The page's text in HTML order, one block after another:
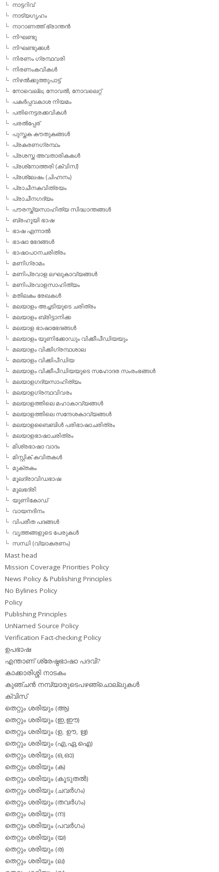
നാട്ടറിവ്
നാട്യഗൃഹം
നാറാണത്ത് ഭ്രാന്തന്‍
നിഘണ്ടു
നിഘണ്ടുക്കള്‍
നിരണം ഗ്രന്ഥവരി
നിരണംകവികള്‍
നിഴല്‍ക്കുത്തുപാട്ട്
നോവെല്ല, നോവല്‍, നോവലെറ്റ്
പകര്‍പ്പവകാശ നിയമം
പതിനെട്ടരക്കവികള്‍
പരല്‍പ്പേര്
പുസ്തക കൗതുകങ്ങള്‍
പ്രകരണഗ്രന്ഥം
പ്രശസ്ത അവതാരികകള്‍
പ്രശ്‌നോത്തരി (ക്വിസ്)
പ്രശ്ലേഷം (ചിഹ്നനം)
പ്രാചീനകവിത്രയം
പ്രാചീനഗദ്യം
പൗരസ്ത്യസാഹിത്യ സിദ്ധാന്തങ്ങള്‍
ബ്രഹൂയി ഭാഷ
ഭാഷ എന്നാല്‍
ഭാഷാ ഭേദങ്ങള്‍
ഭാഷാപഠനചരിത്രം
മണിഗ്രാമം
മണിപ്രവാള ലഘുകാവ്യങ്ങള്‍
മണിപ്രവാളസാഹിത്യം
മതിലകം രേഖകള്‍
മലയാളം അച്ചടിയുടെ ചരിത്രം
മലയാളം ബ്രിട്ടാനിക്ക
മലയാള ഭാഷാഭേദങ്ങള്‍
മലയാളം യൂണിക്കോഡും വിക്കീപീഡിയയും
മലയാളം വിക്കിഗ്രന്ഥശാല
മലയാളം വിക്കിപീഡിയ
മലയാളം വിക്കീപീഡിയയുടെ സഹോദര സംരംഭങ്ങള്‍
മലയാളഗദ്യസാഹിത്യം
മലയാളഗ്രന്ഥവിവരം
മലയാളത്തിലെ മഹാകാവ്യങ്ങള്‍
മലയാളത്തിലെ സന്ദേശകാവ്യങ്ങള്‍
മലയാളബൈബിള്‍ പരിഭാഷാചരിത്രം
മലയാളഭാഷാചരിത്രം
മിശ്രഭാഷാ വാദം
മിസ്റ്റിക് കവിതകള്‍
മുക്തകം
മൂലദ്രാവിഡഭാഷ
മൂലഭദ്രി
യൂണികോഡ്
വായനദിനം
വിപരീത പദങ്ങള്‍
വൃത്തങ്ങളുടെ പേരുകള്‍
സന്ധി (വ്യാകരണം)
Mast head
Mission Coverage Priorities Policy
News Policy & Publishing Principles
No Bylines Policy
Policy
Publishing Principles
UnNamed Source Policy
Verification Fact-checking Policy
ഉപഭാഷ
എന്താണ് ശ്രേഷ്ഠഭാഷാ പദവി?
കാക്കാരിശ്ശി നാടകം
കുഞ്ചന്‍ നമ്പ്യാരുടെപഴഞ്ചൊല്ലുകള്‍
ക്വിസ്
തെറ്റും ശരിയും (ആ)
തെറ്റും ശരിയും (ഇ,ഈ)
തെറ്റും ശരിയും (ഉ, ഊ, ഋ)
തെറ്റും ശരിയും (എ,ഏ,ഐ)
തെറ്റും ശരിയും (ഒ,ഓ)
തെറ്റും ശരിയും (ക)
തെറ്റും ശരിയും (കൂടുതല്‍)
തെറ്റും ശരിയും (ചവര്‍ഗം)
തെറ്റും ശരിയും (തവര്‍ഗം)
തെറ്റും ശരിയും (ന)
തെറ്റും ശരിയും (പവര്‍ഗം)
തെറ്റും ശരിയും (യ)
തെറ്റും ശരിയും (ര)
തെറ്റും ശരിയും (ല)